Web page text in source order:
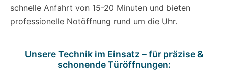
schnelle Anfahrt von 15-20 Minuten und bieten
professionelle Notöffnung rund um die Uhr.
Unsere Technik im Einsatz – für präzise &
schonende Türöffnungen: